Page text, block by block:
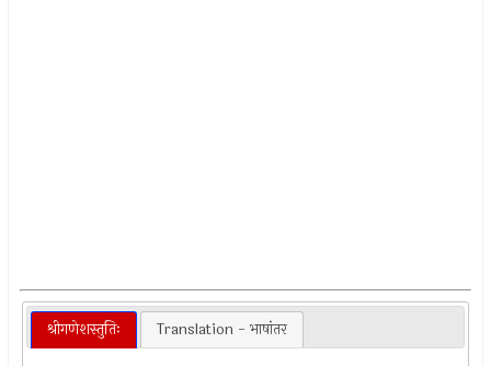
श्रीगणेशस्तुतिः Translation - भाषांतर